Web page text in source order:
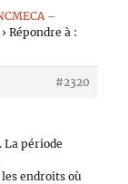
–
› Répondre à :
#2320
La période
endroits où